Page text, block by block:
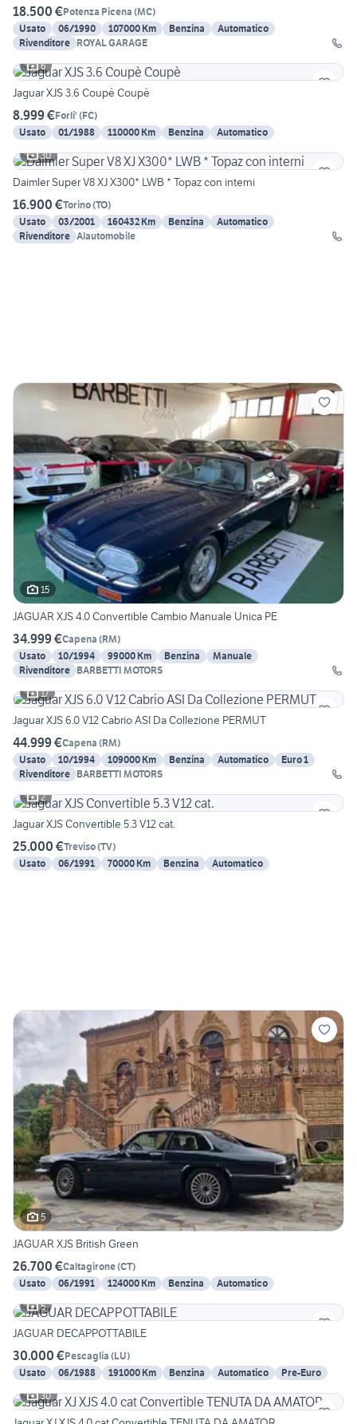
18.500 €Potenza Picena (MC)
Usato
06/1990 107000 Km Benzina
Automatico
Rivenditore ROYAL GARAGE
6
Jaguar XJS 3.6 Coupè Coupè
8.999 €Forli' (FC)
Usato
01/1988 110000 Km Benzina
Automatico
30
Daimler Super V8 XJ X300* LWB * Topaz con interni
16.900 €Torino(TO)
Usato
03/2001 160432 Km Benzina
Automatico
Rivenditore Alautomobile
15
JAGUAR XJS 4.0 Convertible Cambio Manuale Unica PE
34.999 €Capena (RM)
Usato
10/1994 99000 Km Benzina
Manuale
Rivenditore BARBETTI MOTORS
17
Jaguar XJS 6.0 V12 Cabrio ASI Da Collezione PERMUT
44.999 €Capena (RM)
Usato
10/1994 109000 Km Benzina Automatico
Euro 1
Rivenditore BARBETTI MOTORS
2
Jaguar XJS Convertible 5.3 V12 cat.
25.000 €Treviso(TV)
Usato
06/1991 70000 Km Benzina Automatico
5
JAGUAR XJS British Green
26.700 €Caltagirone(CT)
Usato
06/1991 124000 Km Benzina
Automatico
5
JAGUAR DECAPPOTTABILE
30.000 €Pescaglia (LU)
Usato
06/1988 191000 Km Benzina Automatico
Pre-Euro
30